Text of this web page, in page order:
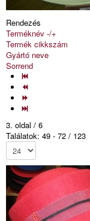
Rendezés
Terméknév -/+
Termék cikkszám
Gyártó neve
Sorrend
3. oldal / 6
Találatok: 49 - 72 / 123